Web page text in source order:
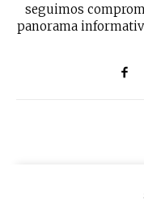
seguimos
panorama